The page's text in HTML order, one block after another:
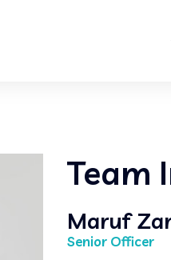
Team
Maruf
Senior Officer